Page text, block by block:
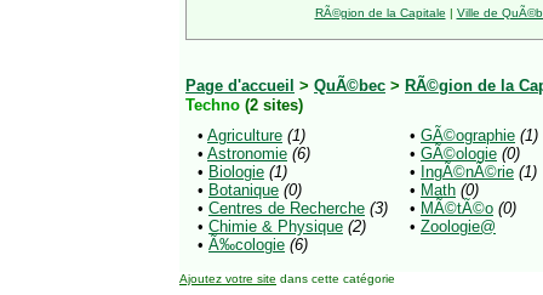
RÃ©gion de la Capitale | Ville de
Page d'accueil > QuÃ©bec > RÃ©gion de la
Techno (2 sites)
• Agriculture (1)
• Astronomie (6)
• Biologie (1)
• Botanique (0)
• Centres de Recherche (3)
• Chimie & Physique (2)
• Ã‰cologie (6)
• GÃ©ographie (1)
• GÃ©ologie (0)
• IngÃ©nÃ©rie (1)
• Math (0)
• MÃ©tÃ©o (0)
• Zoologie@
Ajoutez votre site dans cette catégorie